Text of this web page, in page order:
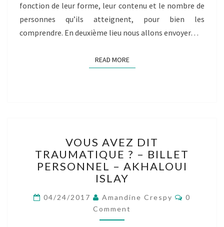
fonction de leur forme, leur contenu et le nombre de
personnes qu’ils atteignent, pour bien les
comprendre. En deuxième lieu nous allons envoyer…
READ MOREREAD MORE
AVEZ
DIT
TRAUMATIQUE
?
BILLET
PERSONNEL
–
VOUS AVEZ DIT
TRAUMATIQUE ? – BILLET
PERSONNEL – AKHALOUI
ISLAY
04/24/2017 Amandine Crespy
0
Comment